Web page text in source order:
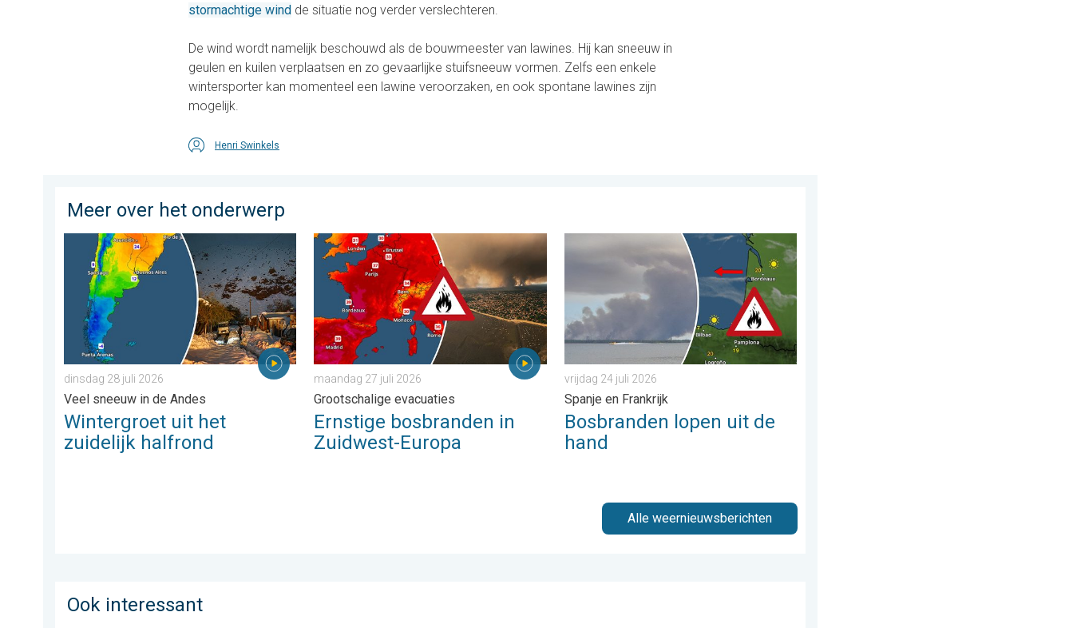
stormachtige wind de situatie nog verder verslechteren.
De wind wordt namelijk beschouwd als de bouwmeester van lawines. Hij kan sneeuw in
geulen en kuilen verplaatsen en zo gevaarlijke stuifsneeuw vormen. Zelfs een enkele
wintersporter kan momenteel een lawine veroorzaken, en ook spontane lawines zijn
mogelijk.
Henri Swinkels
Meer over het onderwerp
Wintergroet uit het zuidelijk halfrond. Veel sneeuw in de Andes. . . dinsdag 28 juli 2026
dinsdag 28 juli 2026
Veel sneeuw in de Andes
Wintergroet uit het
zuidelijk halfrond
Ernstige bosbranden in Zuidwest-Europa. Grootschalige evacuaties. . . maandag 27 juli 2026
maandag 27 juli 2026
Grootschalige evacuaties
Ernstige bosbranden in
Zuidwest-Europa
Bosbranden lopen uit de hand. Spanje en Frankrijk. . . vrijdag 24 juli 2026
vrijdag 24 juli 2026
Spanje en Frankrijk
Bosbranden lopen uit de
hand
Alle weernieuwsberichten
Ook interessant